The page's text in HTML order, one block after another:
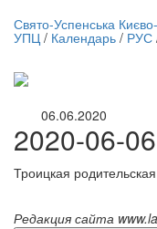
трансляция | 12
Свято-Успенська
УПЦ / Календарь / РУС
06.06.2020
2020-06-06
Троицкая
Редакция сайта